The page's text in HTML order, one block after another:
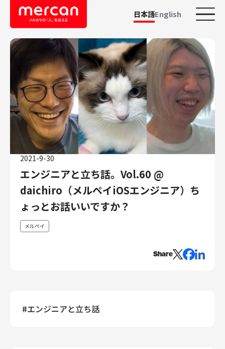
日本語English
カテゴリーから探す
会社・事業
鹿島アントラーズ
Ads
メルカリ
メルペイ
メルコイン
メルカリShops
メルカリR4Dラボ
AI/LLM
職種
エンジニアリング
経営・事業企画
2021-9-30
エンジニアと立ち話。Vol.60 @
daichiro（メルペイiOSエンジニア）ち
ょっとお話いいですか？
メルペイ
Share
#エンジニアと立ち話